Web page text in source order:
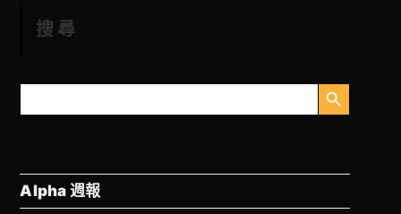
搜尋
搜
搜索按钮
Alpha 週報